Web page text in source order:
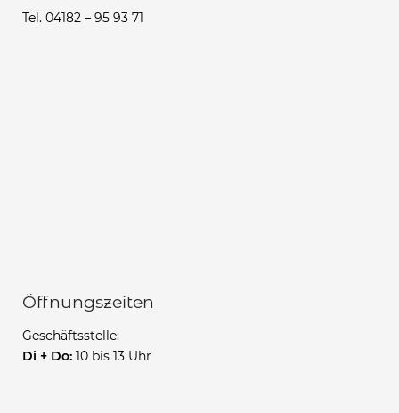
Tel. 04182 – 95 93 71
Öffnungszeiten
Geschäftsstelle:
Di + Do: 10 bis 13 Uhr